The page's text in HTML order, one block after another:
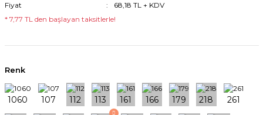
Fiyat
68,18 TL + KDV
* 7,77 TL den başlayan taksitlerle!
Renk